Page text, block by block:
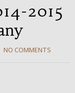
2015
NO COMMENTS